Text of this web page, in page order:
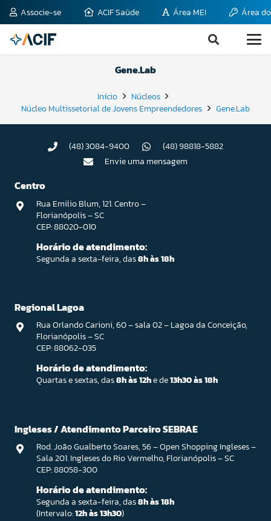
Associe-se ACIF Saúde Área MEI Área
Gene.Lab
Início
Núcleos
Núcleo Multissetorial de Jovens Empreendedores
Gene.Lab
(48) 3084-9400
(48) 98818-5882
Envie uma mensagem
Centro
Rua Emilio Blum, 121. Centro –
Florianópolis – SC
CEP: 88020-010
Horário de atendimento:
Segunda a sexta-feira, das8h às 18h
Regional Lagoa
Rua Orlando Carioni, 60 – sala 02 – Lagoa da Conceição,
Florianópolis – SC
CEP: 88062-035
Horário de atendimento:
Quartas e sextas, das8h às 12he de13h30 às 18h
Ingleses / Atendimento Parceiro SEBRAE
Rod. João Gualberto Soares, 56 – Open Shopping Ingleses –
Sala 201. Ingleses do Rio Vermelho, Florianópolis – SC
CEP: 88058-300
Horário de atendimento:
Segunda a sexta-feira, das8h às 18h
(Intervalo:12h às 13h30)